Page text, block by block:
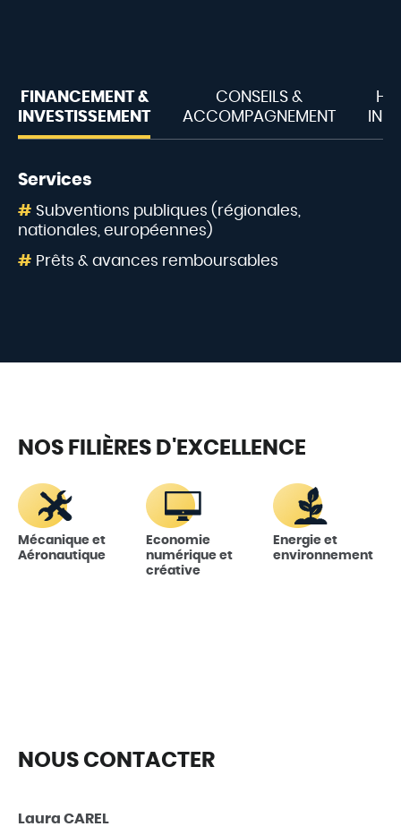
FINANCEMENT &
INVESTISSEMENT
CONSEILS &
ACCOMPAGNEMENT
Services
Subventions publiques (régionales,
nationales, européennes)
Prêts & avances remboursables
NOS FILIÈRES D'EXCELLENCE
Mécanique et
Aéronautique
Economie
numérique et
créative
Energie et
environnement
NOUS CONTACTER
+
Laura CAREL